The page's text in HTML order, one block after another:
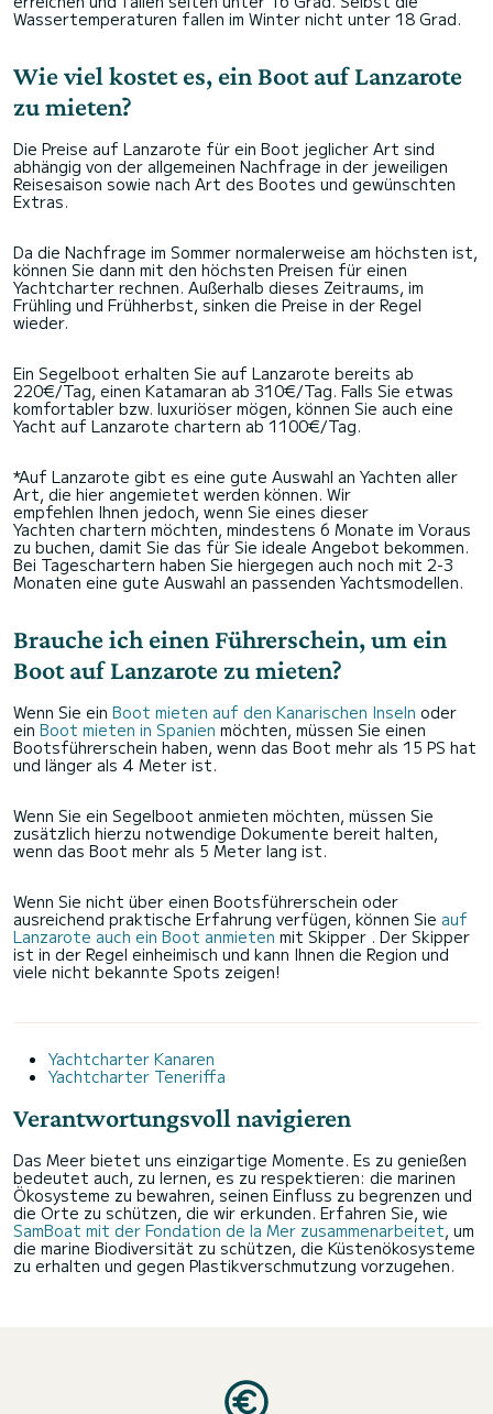
Wassertemperaturen fallen im Winter nicht unter 18 Grad.
Wie viel kostet es, ein Boot auf Lanzarote
zu mieten?
Die Preise auf Lanzarote für ein Boot jeglicher Art sind
abhängig von der allgemeinen Nachfrage in der jeweiligen
Reisesaison sowie nach Art des Bootes und gewünschten
Extras.
Da die Nachfrage im Sommer normalerweise am höchsten ist,
können Sie dann mit den höchsten Preisen für einen
Yachtcharter rechnen. Außerhalb dieses Zeitraums, im
Frühling und Frühherbst, sinken die Preise in der Regel
wieder.
Ein Segelboot erhalten Sie auf Lanzarote bereits ab
220€/Tag, einen Katamaran ab 310€/Tag. Falls Sie etwas
komfortabler bzw. luxuriöser mögen, können Sie auch eine
Yacht auf Lanzarote chartern ab 1100€/Tag.
*Auf Lanzarote gibt es eine gute Auswahl an Yachten aller
Art, die hier angemietet werden können. Wir
empfehlen Ihnen jedoch, wenn Sie eines dieser
Yachten chartern möchten, mindestens 6 Monate im Voraus
zu buchen, damit Sie das für Sie ideale Angebot bekommen.
Bei Tageschartern haben Sie hiergegen auch noch mit 2-3
Monaten eine gute Auswahl an passenden Yachtsmodellen.
Brauche ich einen Führerschein, um ein
Boot auf Lanzarote zu mieten?
Wenn Sie ein Boot mieten auf den Kanarischen Inseln oder
ein Boot mieten in Spanien möchten, müssen Sie einen
Bootsführerschein haben, wenn das Boot mehr als 15 PS hat
und länger als 4 Meter ist.
Wenn Sie ein Segelboot anmieten möchten, müssen Sie
zusätzlich hierzu notwendige Dokumente bereit halten,
wenn das Boot mehr als 5 Meter lang ist.
Wenn Sie nicht über einen Bootsführerschein oder
ausreichend praktische Erfahrung verfügen, können Sie auf
Lanzarote auch ein Boot anmieten mit Skipper . Der Skipper
ist in der Regel einheimisch und kann Ihnen die Region und
viele nicht bekannte Spots zeigen!
Yachtcharter Kanaren
Yachtcharter Teneriffa
Verantwortungsvoll navigieren
Das Meer bietet uns einzigartige Momente. Es zu genießen
bedeutet auch, zu lernen, es zu respektieren: die marinen
Ökosysteme zu bewahren, seinen Einfluss zu begrenzen und
die Orte zu schützen, die wir erkunden. Erfahren Sie, wie
SamBoat mit der Fondation de la Mer zusammenarbeitet, um
die marine Biodiversität zu schützen, die Küstenökosysteme
zu erhalten und gegen Plastikverschmutzung vorzugehen.